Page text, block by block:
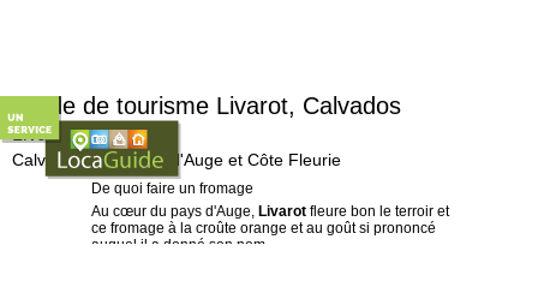
Livarot, 14140
Guide de tourisme Livarot, Calvados
Calvados (14), Pays d'Auge et Côte Fleurie
De quoi faire un fromage
Au cœur du pays d'Auge, Livarot fleure bon le terroir et
ce fromage à la croûte orange et au goût si prononcé
auquel il a donné son nom...